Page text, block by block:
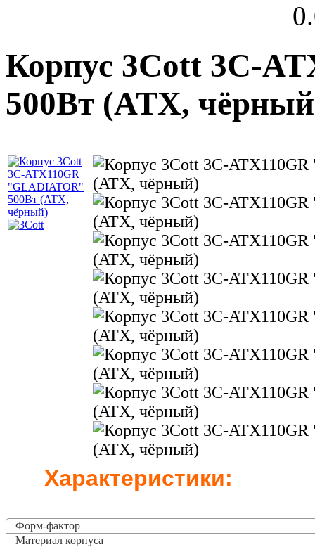
Корпус 3Cott 3C-
500Вт (ATX,
Характеристики:
Форм-фактор
Материал корпуса